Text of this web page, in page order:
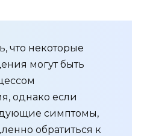
что некоторые
могут быть
однако если
симптомы,
обратиться к